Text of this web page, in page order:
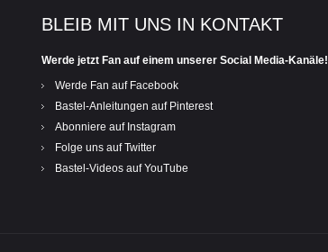
BLEIB MIT UNS IN KONTAKT
Werde jetzt Fan auf einem unserer Social Media-Kanäle!
Werde Fan auf Facebook
Bastel-Anleitungen auf Pinterest
Abonniere auf Instagram
Folge uns auf Twitter
Bastel-Videos auf YouTube